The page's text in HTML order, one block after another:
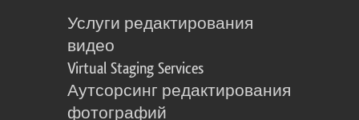
Услуги редактирования
видео
Virtual Staging Services
Аутсорсинг редактирования
фотографий